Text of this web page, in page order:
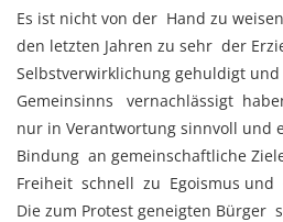
Es ist nicht von der Hand zu
den letzten Jahren zu sehr der
Selbstverwirklichung gehuldigt
Gemeinsinns vernachlässigt
nur in Verantwortung sinnvoll
Bindung an gemeinschaftliche
Freiheit schnell zu Egoismus und
Die zum Protest geneigten Bürger